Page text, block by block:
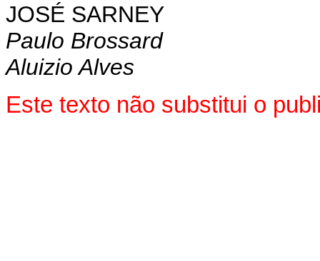
JOSÉ SARNEY
Paulo Brossard
Aluizio Alves
Este texto não substitui o